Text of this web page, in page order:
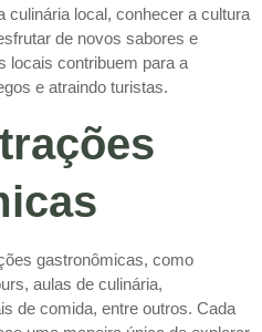
culinária local, conhecer a cultura
de novos sabores e
locais contribuem para a
e atraindo turistas.
gastronômicas, como
aulas de culinária,
de comida, entre outros. Cada